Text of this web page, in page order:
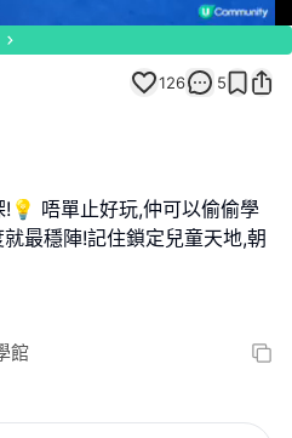
Unmute
126 5
唔單止好玩,仲可以偷偷學
最穩陣!記住鎖定兒童天地,朝
館